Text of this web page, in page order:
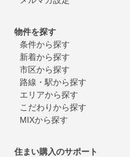
物件を探す
条件から探す
新着から探す
市区から探す
路線・駅から探す
エリアから探す
こだわりから探す
MIXから探す
住まい購入のサポート